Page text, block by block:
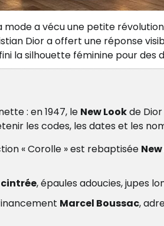
mode a vécu une petite
Dior a offert une réponse
la silhouette féminine pour des
: en 1947, le New Lookde
les codes, les dates et les
« Corolle » est rebaptisée
, épaules adoucies, jupes
Marcel Boussac,